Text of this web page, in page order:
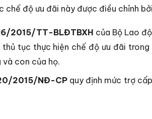
chế độ ưu đãi này được điều chỉnh
2015/TT-BLĐTBXH của Bộ Lao
thủ tục thực hiện chế độ ưu đãi
con của họ.
2015/NĐ-CPquy định mức trợ